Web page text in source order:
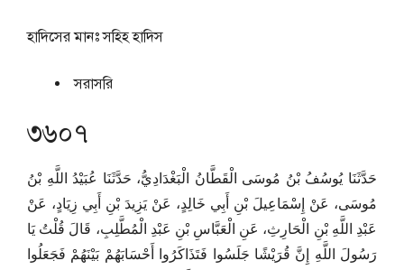
হাদিসের মানঃসহিহ হাদিস
সরাসরি
৩৬০৭
حَدَّثَنَا يُوسُفُ بْنُ مُوسَى الْقَطَّانُ الْبَغْدَادِيُّ، حَدَّثَنَا عُبَيْدُ اللَّهِ بْنُ
مُوسَى، عَنْ إِسْمَاعِيلَ بْنِ أَبِي خَالِدٍ، عَنْ يَزِيدَ بْنِ أَبِي زِيَادٍ، عَنْ
عَبْدِ اللَّهِ بْنِ الْحَارِثِ، عَنِ الْعَبَّاسِ بْنِ عَبْدِ الْمُطَّلِبِ، قَالَ قُلْتُ يَا
رَسُولَ اللَّهِ إِنَّ قُرَيْشًا جَلَسُوا فَتَذَاكَرُوا أَحْسَابَهُمْ بَيْنَهُمْ فَجَعَلُوا